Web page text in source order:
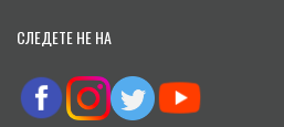
СЛЕДЕТЕ НЕ НА